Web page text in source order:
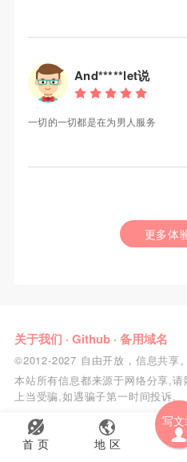
首 页 地 区
写
And*****let说
一切的一切都是在为男人服务
更多体
关于我们 · Github· 备用域名
©2012-2027 自由开放，信息共享。
本站所有信息都来源于网络分享,
上当受骗,如遇骗子第一时间投诉.